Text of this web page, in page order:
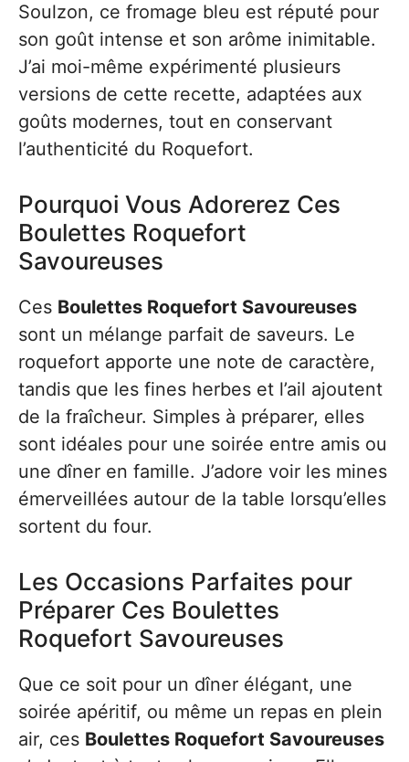
Soulzon, ce fromage bleu est réputé pour
son goût intense et son arôme inimitable.
J’ai moi-même expérimenté plusieurs
versions de cette recette, adaptées aux
goûts modernes, tout en conservant
l’authenticité du Roquefort.
Pourquoi Vous Adorerez Ces
Boulettes Roquefort
Savoureuses
Ces Boulettes Roquefort Savoureuses
sont un mélange parfait de saveurs. Le
roquefort apporte une note de caractère,
tandis que les fines herbes et l’ail ajoutent
de la fraîcheur. Simples à préparer, elles
sont idéales pour une soirée entre amis ou
une dîner en famille. J’adore voir les mines
émerveillées autour de la table lorsqu’elles
sortent du four.
Les Occasions Parfaites pour
Préparer Ces Boulettes
Roquefort Savoureuses
Que ce soit pour un dîner élégant, une
soirée apéritif, ou même un repas en plein
air, ces Boulettes Roquefort Savoureuses